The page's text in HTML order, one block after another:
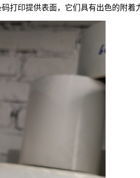
印提供表面，它们具有出色的附着